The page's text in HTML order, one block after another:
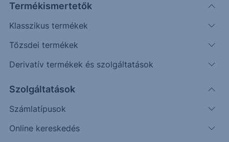
Termékismertetők
Klasszikus termékek
Tőzsdei termékek
Derivatív termékek és szolgáltatások
Szolgáltatások
Számlatípusok
Online kereskedés